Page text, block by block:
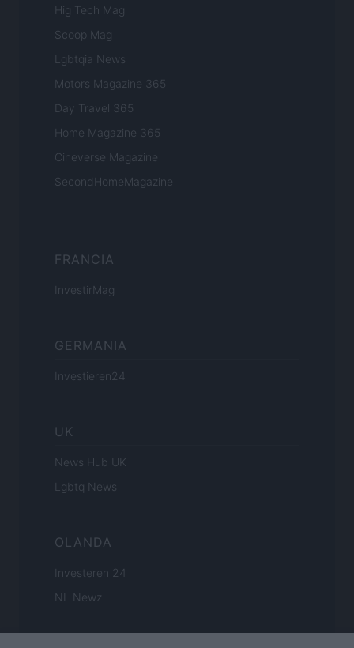
Hig Tech Mag
Scoop Mag
Lgbtqia News
Motors Magazine 365
Day Travel 365
Home Magazine 365
Cineverse Magazine
SecondHomeMagazine
FRANCIA
InvestirMag
GERMANIA
Investieren24
UK
News Hub UK
Lgbtq News
OLANDA
Investeren 24
NL Newz